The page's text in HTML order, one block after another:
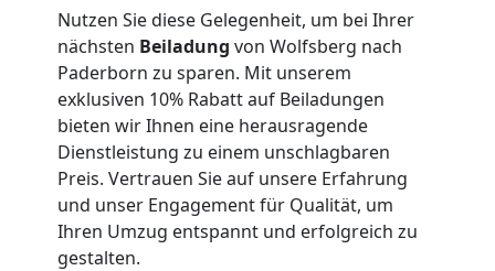
Nutzen Sie diese Gelegenheit, um bei Ihrer
nächsten Beiladung von Wolfsberg nach
Paderborn zu sparen. Mit unserem
exklusiven 10% Rabatt auf Beiladungen
bieten wir Ihnen eine herausragende
Dienstleistung zu einem unschlagbaren
Preis. Vertrauen Sie auf unsere Erfahrung
und unser Engagement für Qualität, um
Ihren Umzug entspannt und erfolgreich zu
gestalten.
Vereinsumzug
Wolfsberg
Anfrage
Möbeltransport